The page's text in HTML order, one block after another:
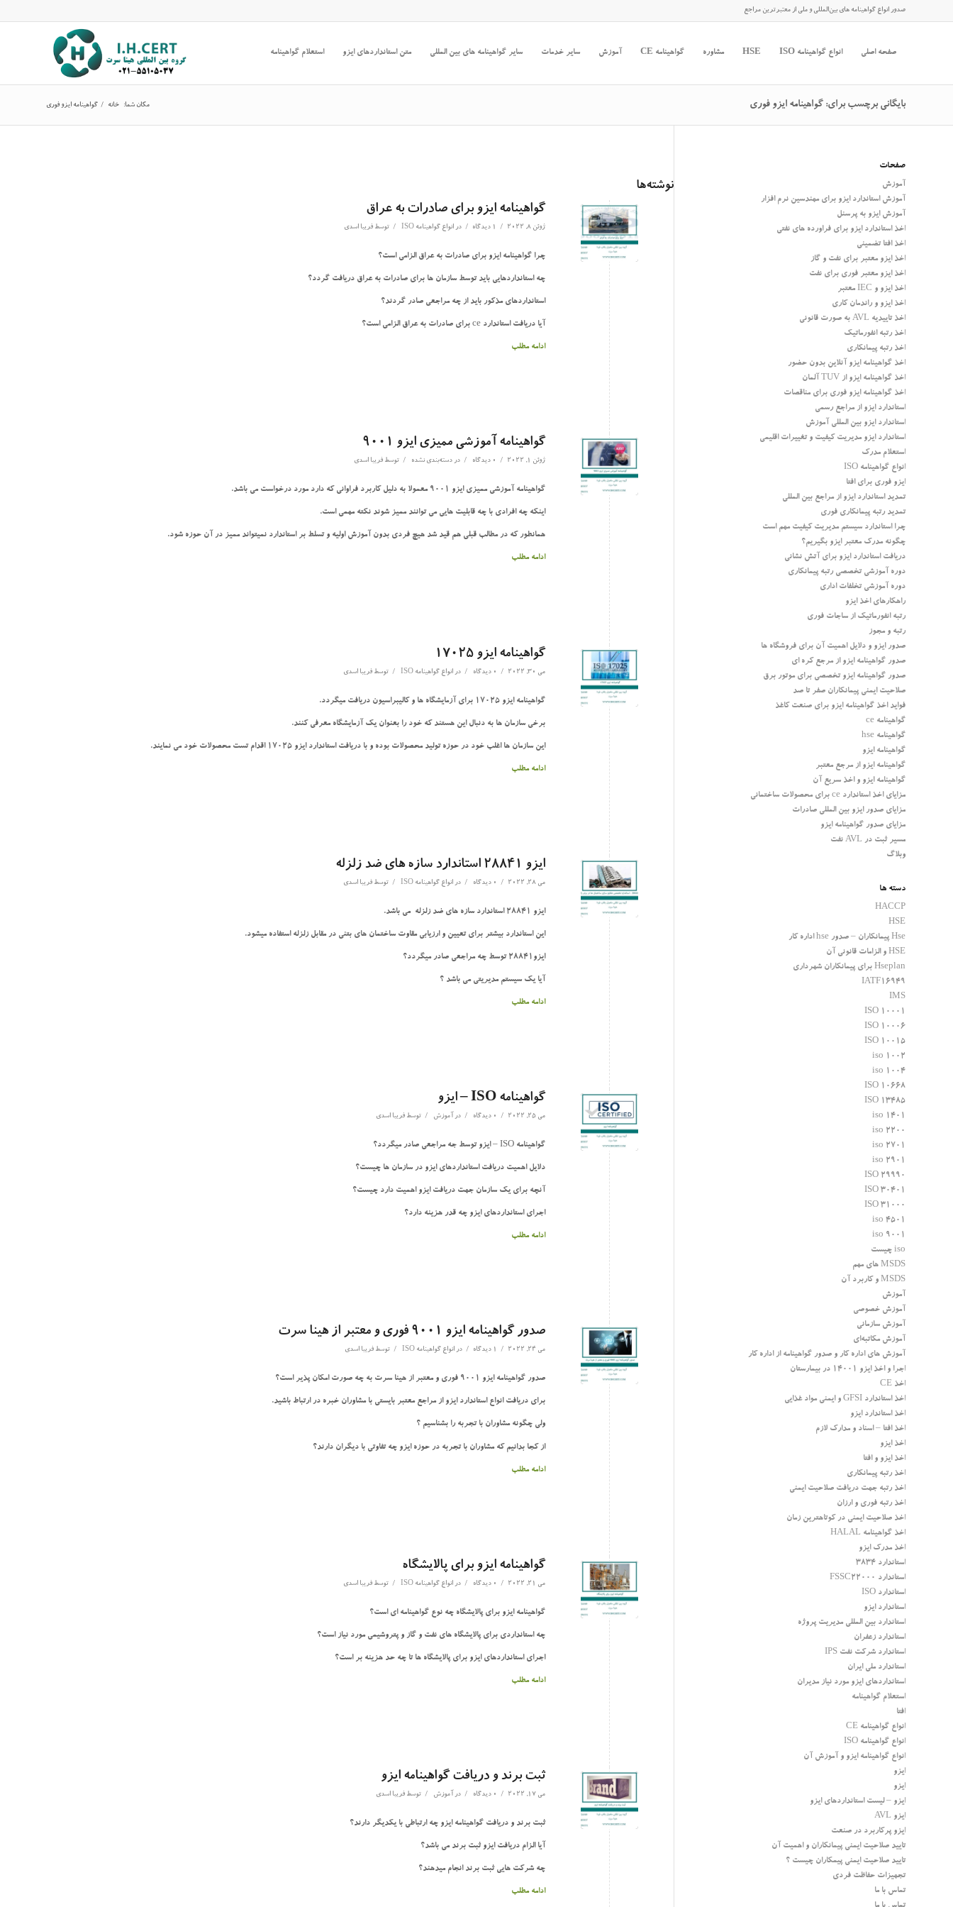
صدور انواع گواهینامه های بین‌المللی و ملی از معتبرترین مراجع
صفحه اصلی انواع گواهینامه ISO HSE مشاوره گواهینامه CE آموزش سایر خدمات سایر گواهینامه های بین المللی متن استانداردهای ایزو استعلام گواهینامه
بایگانی برچسب برای: گواهینامه ایزو فوری مکان شما: خانه / گواهینامه ایزو فوری
نوشته‌ها
گواهینامه ایزو برای صادرات به عراق
ژوئن 8, 2022 / 1 دیدگاه / در انواع گواهینامه ISO / توسط فریبا اسدی
چرا گواهینامه ایزو برای صادرات به عراق الزامی است؟
چه استانداردهایی باید توسط سازمان ها برای صادرات به عراق دریافت گردد؟
استانداردهای مذکور باید از چه مراجعی صادر گردند؟
آیا دریافت استاندارد ce برای صادرات به عراق الزامی است؟
ادامه مطلب
گواهینامه آموزشی ممیزی ایزو 9001
ژوئن 1, 2022 / 0 دیدگاه / در دسته‌بندی نشده / توسط فریبا اسدی
گواهینامه آموزشی ممیزی ایزو 9001 معمولا به دلیل کاربرد فراوانی که دارد مورد درخواست می باشد.
اینکه چه افرادی با چه قابلیت هایی می توانند ممیز شوند نکته مهمی است.
همانطور که در مطالب قبلی هم قید شد هیچ فردی بدون آموزش اولیه و تسلط بر استاندارد نمیتواند ممیز در آن حوزه شود.
ادامه مطلب
گواهینامه ایزو 17025
می 30, 2022 / 0 دیدگاه / در انواع گواهینامه ISO / توسط فریبا اسدی
گواهینامه ایزو 17025 برای آزمایشگاه ها و کالیبراسیون دریافت میگردد.
برخی سازمان ها به دنبال این هستند که خود را بعنوان یک آزمایشگاه معرفی کنند.
این سازمان ها اغلب خود در حوزه تولید محصولات بوده و با دریافت استاندارد ایزو 17025 اقدام تست محصولات خود می نمایند.
ادامه مطلب
ایزو 28841 استاندارد سازه های ضد زلزله
می 28, 2022 / 0 دیدگاه / در انواع گواهینامه ISO / توسط فریبا اسدی
ایزو 28841 استاندارد سازه های ضد زلزله می باشد.
این استاندارد بیشتر برای تعیین و ارزیابی مقاوت ساختمان های بتنی در مقابل زلزله استفاده میشود.
ایزو28841 توسط چه مراجعی صادر میگردد؟
آیا یک سیستم مدیریتی می باشد ؟
ادامه مطلب
گواهینامه ISO – ایزو
می 25, 2022 / 0 دیدگاه / در آموزش / توسط فریبا اسدی
گواهینامه ISO – ایزو توسط جه مراجعی صادر میگردد؟
دلایل اهمیت دریافت استانداردهای ایزو در سازمان ها چیست؟
آنچه برای یک سازمان جهت دریافت ایزو اهمیت دارد چیست؟
اجرای استانداردهای ایزو چه قدر هزینه دارد؟
ادامه مطلب
صدور گواهینامه ایزو 9001 فوری و معتبر از هینا سرت
می 24, 2022 / 1 دیدگاه / در انواع گواهینامه ISO / توسط فریبا اسدی
صدور گواهینامه ایزو 9001 فوری و معتبر از هینا سرت به چه صورت امکان پذیر است؟
برای دریافت انواع استاندارد ایزو از مراجع معتبر بایستی با مشاوران خبره در ارتباط باشید.
ولی چگونه مشاوران با تجربه را بشناسیم ؟
از کجا بدانیم که مشاوران با تجربه در حوزه ایزو چه تفاوتی با دیگران دارند؟
ادامه مطلب
گواهینامه ایزو برای پالایشگاه
می 21, 2022 / 0 دیدگاه / در انواع گواهینامه ISO / توسط فریبا اسدی
گواهینامه ایزو برای پالایشگاه چه نوع گواهینامه ای است؟
چه استانداردی برای پالایشگاه های نفت و گاز و پتروشیمی مورد نیاز است؟
اجرای استانداردهای ایزو برای پالایشگاه ها تا چه حد هزینه بر است؟
ادامه مطلب
ثبت برند و دریافت گواهینامه ایزو
می 17, 2022 / 0 دیدگاه / در آموزش / توسط فریبا اسدی
ثبت برند و دریافت گواهینامه ایزو چه ارتباطی با یکدیگر دارند؟
آیا الزام دریافت ایزو ثبت برند می باشد؟
چه شرکت هایی ثبت برند انجام میدهند؟
ادامه مطلب
صفحات
آموزش
آموزش استاندارد ایزو برای مهندسین نرم افزار
آموزش ایزو به پرسنل
اخذ استاندارد ایزو برای فراورده های نفتی
اخذ افتا تضمینی
اخذ ایزو معتبر برای نفت و گاز
اخذ ایزو معتبر فوری برای نفت
اخذ ایزو و IEC معتبر
اخذ ایزو و راندمان کاری
اخذ تاییدیه AVL به صورت قانونی
اخذ رتبه انفورماتیک
اخذ رتبه پیمانکاری
اخذ گواهینامه ایزو آنلاین بدون حضور
اخذ گواهینامه ایزو از TUV آلمان
اخذ گواهینامه ایزو فوری برای مناقصات
استاندارد ایزو از مراجع رسمی
استاندارد ایزو بین المللی آموزش
استاندارد ایزو مدیریت کیفیت و تغییرات اقلیمی
استعلام مدرک
انواع گواهینامه ISO
ایزو فوری برای افتا
تمدید استاندارد ایزو از مراجع بین المللی
تمدید رتبه پیمانکاری فوری
چرا استاندارد سیستم مدیریت کیفیت مهم است
چگونه مدرک معتبر ایزو بگیریم؟
دریافت استاندارد ایزو برای آتش نشانی
دوره آموزشی تخصصی رتبه پیمانکاری
دوره آموزشی تخلفات اداری
راهکارهای اخذ ایزو
رتبه انفورماتیک از ساجات فوری
رتبه و مجوز
صدور ایزو و دلایل اهمیت آن برای فروشگاه ها
صدور گواهینامه ایزو از مرجع کره ای
صدور گواهینامه ایزو تخصصی برای موتور برق
صلاحیت ایمنی پیمانکاران صفر تا صد
فواید اخذ گواهینامه ایزو برای صنعت کاغذ
گواهینامه ce
گواهینامه hse
گواهینامه ایزو
گواهینامه ایزو از مرجع معتبر
گواهینامه ایزو و اخذ سریع آن
مزایای اخذ استاندارد ce برای محصولات ساختمانی
مزایای صدور ایزو بین المللی صادرات
مزایای صدور گواهینامه ایزو
مسیر ثبت در AVL نفت
وبلاگ
دسته ها
HACCP
HSE
Hse پیمانکاران – صدور hse اداره کار
HSE و الزامات قانونی آن
Hseplan برای پیمانکاران شهرداری
IATF16949
IMS
ISO 10001
ISO 10006
ISO 10015
iso 1002
iso 1004
ISO 10668
ISO 13485
iso 1401
iso 2200
iso 2701
iso 2901
ISO 29990
ISO 30401
ISO 31000
iso 4501
iso 9001
iso چیست
MSDS های مهم
MSDS و کاربرد آن
آموزش
آموزش خصوصی
آموزش سازمانی
آموزش مکاتبه‌ای
آموزش های اداره کار و صدور گواهینامه از اداره کار
اجرا و اخذ ایزو 14001 در بیمارستان
اخذ CE
اخذ استاندارد GFSI و ایمنی مواد غذایی
اخذ استاندارد ایزو
اخذ افتا – اسناد و مدارک لازم
اخذ ایزو
اخذ ایزو و افتا
اخذ رتبه پیمانکاری
اخذ رتبه جهت دریافت صلاحیت ایمنی
اخذ رتبه فوری و ارزان
اخذ صلاحیت ایمنی در کوتاهترین زمان
اخذ گواهینامه HALAL
اخذ مدرک ایزو
استاندارد 3834
استاندارد FSSC22000
استاندارد ISO
استاندارد ایزو
استاندارد بین المللی مدیریت پروژه
استاندارد زعفران
استاندارد شرکت نفت IPS
استاندارد ملی ایران
استانداردهای ایزو مورد نیاز مدیران
استعلام گواهینامه
افتا
انواع گواهینامه CE
انواع گواهینامه ISO
انواع گواهینامه ایزو و آموزش آن
ایزو
ایزو
ایزو – لیست استانداردهای ایزو
ایزو AVL
ایزو پرکاربرد در صنعت
تایید صلاحیت ایمنی پیمانکاران و اهمیت آن
تایید صلاحیت ایمنی پیمکاران چیست ؟
تجهیزات حفاظت فردی
تماس با ما